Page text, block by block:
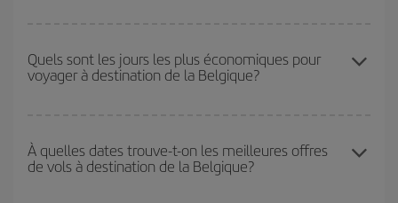
bas en évitant les hautes saisons, en achetant à l'avance et en
restant flexible sur les dates et les horaires de votre aller-retour. Si
Quels sont les jours les plus économiques pour
voyager à destination de la Belgique?
vous suffit de lancer une recherche dans notre
moteur de
recherche de vols économiques. Dites-nous d'où vous partez,
À quelles dates trouve-t-on les meilleures offres
de vols à destination de la Belgique?